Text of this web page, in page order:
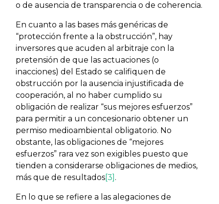
o de ausencia de transparencia o de coherencia.
En cuanto a las bases más genéricas de
“protección frente a la obstrucción”, hay
inversores que acuden al arbitraje con la
pretensión de que las actuaciones (o
inacciones) del Estado se califiquen de
obstrucción por la ausencia injustificada de
cooperación, al no haber cumplido su
obligación de realizar “sus mejores esfuerzos”
para permitir a un concesionario obtener un
permiso medioambiental obligatorio. No
obstante, las obligaciones de “mejores
esfuerzos” rara vez son exigibles puesto que
tienden a considerarse obligaciones de medios,
más que de resultados[3] .
En lo que se refiere a las alegaciones de